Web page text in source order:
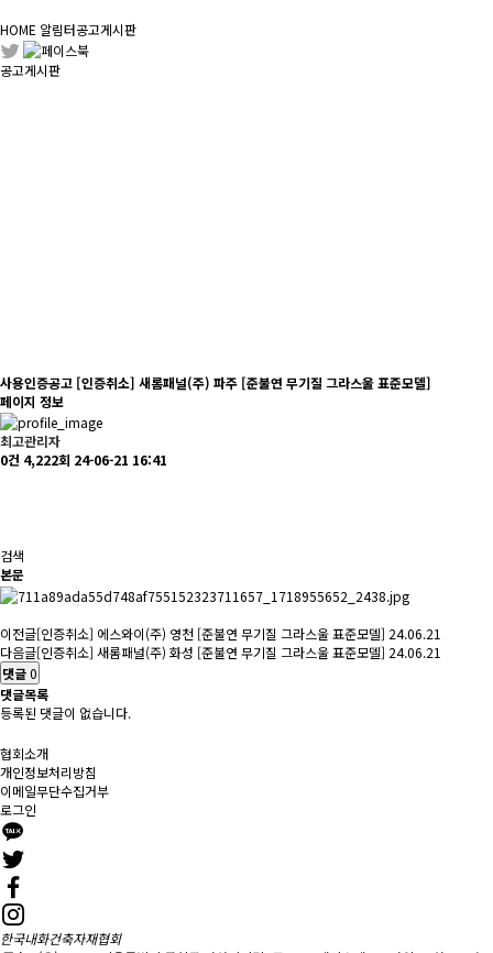
HOME 알림터공고게시판
공고게시판
사용인증공고 [인증취소] 새롬패널(주) 파주 [준불연 무기질 그라스울 표준모델]
페이지 정보
최고관리자
0건 4,222회 24-06-21 16:41
검색
본문
이전글[인증취소] 에스와이(주) 영천 [준불연 무기질 그라스울 표준모델] 24.06.21
다음글[인증취소] 새롬패널(주) 화성 [준불연 무기질 그라스울 표준모델] 24.06.21
댓글0
댓글목록
등록된 댓글이 없습니다.
협회소개
개인정보처리방침
이메일무단수집거부
로그인
한국내화건축자재협회